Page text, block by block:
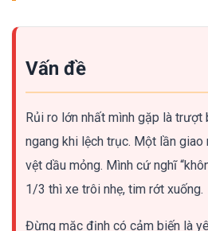
Vấn đề
Rủi ro lớn nhất mình gặp là trượt
ngang khi lệch trục. Một lần
vệt dầu mỏng. Mình cứ nghĩ
1/3 thì xe trôi nhẹ, tim rớt xuống.
Đừng mặc định có cảm biến là